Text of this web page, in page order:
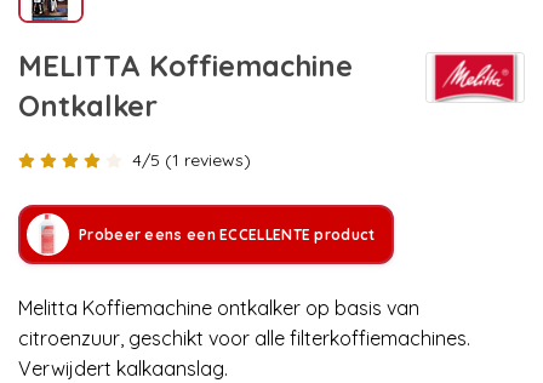
MELITTA Koffiemachine
Ontkalker
4/5 (1 reviews)
Probeer eens een ECCELLENTE product
Melitta Koffiemachine ontkalker op basis van
citroenzuur, geschikt voor alle filterkoffiemachines.
Verwijdert kalkaanslag.